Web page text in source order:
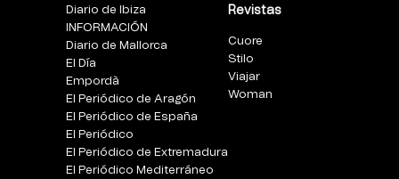
Diario de Ibiza
INFORMACIÓN
Diario de Mallorca
El Día
Empordà
El Periódico de Aragón
El Periódico de España
El Periódico
El Periódico de Extremadura
El Periódico Mediterráneo
Revistas
Cuore
Stilo
Viajar
Woman